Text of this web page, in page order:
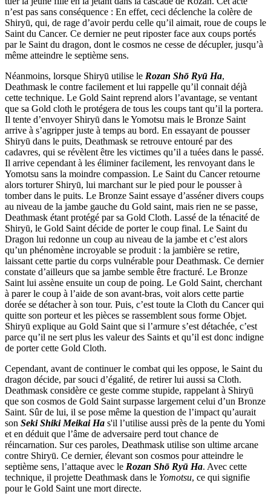
n’est pas sans conséquence : En effet, ceci déclenche la colère de
Shiryū, qui, de rage d’avoir perdu celle qu’il aimait, roue de coups le
Saint du Cancer. Ce dernier ne peut riposter face aux coups portés
par le Saint du dragon, dont le cosmos ne cesse de décupler, jusqu’à
même atteindre le septième sens.
Néanmoins, lorsque Shiryū utilise le Rozan Shō Ryū Ha,
Deathmask le contre facilement et lui rappelle qu’il connait déjà
cette technique. Le Gold Saint reprend alors l’avantage, se ventant
que sa Gold cloth le protégera de tous les coups tant qu’il la portera.
Il tente d’envoyer Shiryū dans le Yomotsu mais le Bronze Saint
arrive à s’agripper juste à temps au bord. En essayant de pousser
Shiryū dans le puits, Deathmask se retrouve entouré par des
cadavres, qui se révèlent être les victimes qu’il a tuées dans le passé.
Il arrive cependant à les éliminer facilement, les renvoyant dans le
Yomotsu sans la moindre compassion. Le Saint du Cancer retourne
alors torturer Shiryū, lui marchant sur le pied pour le pousser à
tomber dans le puits. Le Bronze Saint essaye d’asséner divers coups
au niveau de la jambe gauche du Gold saint, mais rien ne se passe,
Deathmask étant protégé par sa Gold Cloth. Lassé de la ténacité de
Shiryū, le Gold Saint décide de porter le coup final. Le Saint du
Dragon lui redonne un coup au niveau de la jambe et c’est alors
qu’un phénomène incroyable se produit : la jambière se retire,
laissant cette partie du corps vulnérable pour Deathmask. Ce dernier
constate d’ailleurs que sa jambe semble être fracturé. Le Bronze
Saint lui assène ensuite un coup de poing. Le Gold Saint, cherchant
à parer le coup à l’aide de son avant-bras, voit alors cette partie
dorée se détacher à son tour. Puis, c’est toute la Cloth du Cancer qui
quitte son porteur et les pièces se rassemblent sous forme Objet.
Shiryū explique au Gold Saint que si l’armure s’est détachée, c’est
parce qu’il ne sert plus les valeur des Saints et qu’il est donc indigne
de porter cette Gold Cloth.
Cependant, avant de continuer le combat qui les oppose, le Saint du
dragon décide, par souci d’égalité, de retirer lui aussi sa Cloth.
Deathmask considère ce geste comme stupide, rappelant à Shiryū
que son cosmos de Gold Saint surpasse largement celui d’un Bronze
Saint. Sûr de lui, il se pose même la question de l’impact qu’aurait
son Seki Shiki Meikai Ha s'il l’utilise aussi près de la pente du Yomi
et en déduit que l’âme de adversaire perd tout chance de
réincarnation. Sur ces paroles, Deathmask utilise son ultime arcane
contre Shiryū. Ce dernier, élevant son cosmos pour atteindre le
septième sens, l’attaque avec le Rozan Shō Ryū Ha. Avec cette
technique, il projette Deathmask dans le Yomotsu, ce qui signifie
pour le Gold Saint une mort directe.